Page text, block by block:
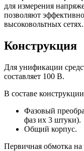
для измерения
позволяют
высоковольтных сетях.
Конструкция
Для унификации
составляет 100 В.
В составе
Фазовый
фаз их 3 штуки).
Общий корпус.
Первичная обмотка на